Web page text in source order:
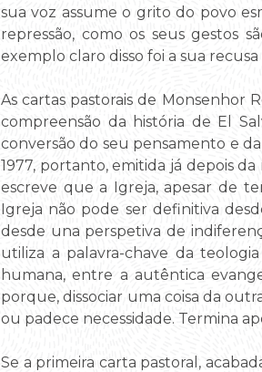
sua voz assume o grito do povo
repressão, como os seus gestos
exemplo claro disso foi a sua
As cartas pastorais de Monsenhor
compreensão da história de El
conversão do seu pensamento e
1977, portanto, emitida já depois
escreve que a Igreja, apesar de
Igreja não pode ser definitiva
desde una perspetiva de
utiliza a palavra-chave da
humana, entre a autêntica
porque, dissociar uma coisa da
ou padece necessidade. Termina
Se a primeira carta pastoral,